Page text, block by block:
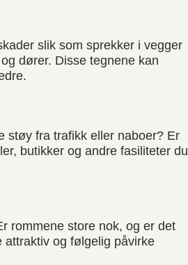
slik som sprekker i vegger
dører. Disse tegnene kan
støy fra trafikk eller naboer? Er
butikker og andre fasiliteter du
rommene store nok, og er det
attraktiv og følgelig påvirke